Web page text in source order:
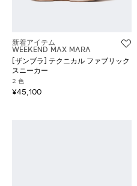
新着アイテム
WEEKEND MAX MARA
[ザンブラ] テクニカル ファブリック
スニーカー
2 色
¥45,100